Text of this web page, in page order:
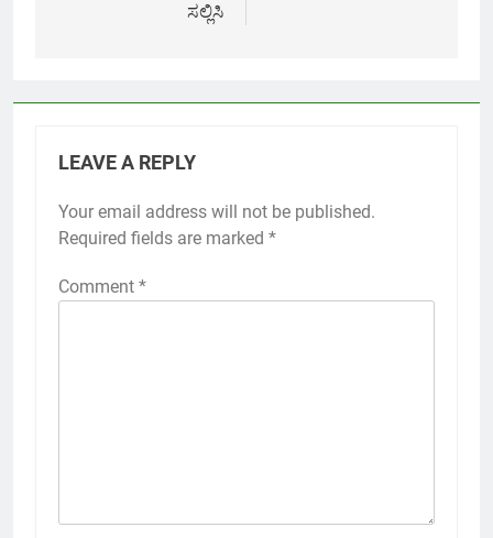
ಸಲ್ಲಿಸಿ
LEAVE A REPLY
Your email address will not be published.
Required fields are marked *
Comment *